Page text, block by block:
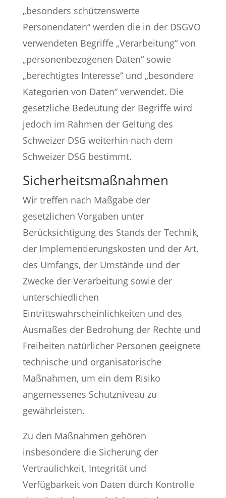
„besonders schützenswerte
Personendaten“ werden die in der DSGVO
verwendeten Begriffe „Verarbeitung“ von
„personenbezogenen Daten“ sowie
„berechtigtes Interesse“ und „besondere
Kategorien von Daten“ verwendet. Die
gesetzliche Bedeutung der Begriffe wird
jedoch im Rahmen der Geltung des
Schweizer DSG weiterhin nach dem
Schweizer DSG bestimmt.
Sicherheitsmaßnahmen
Wir treffen nach Maßgabe der
gesetzlichen Vorgaben unter
Berücksichtigung des Stands der Technik,
der Implementierungskosten und der Art,
des Umfangs, der Umstände und der
Zwecke der Verarbeitung sowie der
unterschiedlichen
Eintrittswahrscheinlichkeiten und des
Ausmaßes der Bedrohung der Rechte und
Freiheiten natürlicher Personen geeignete
technische und organisatorische
Maßnahmen, um ein dem Risiko
angemessenes Schutzniveau zu
gewährleisten.
Zu den Maßnahmen gehören
insbesondere die Sicherung der
Vertraulichkeit, Integrität und
Verfügbarkeit von Daten durch Kontrolle